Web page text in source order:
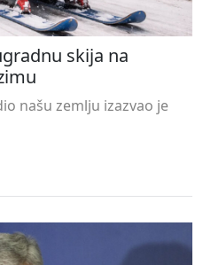
skija na
našu zemlju izazvao je